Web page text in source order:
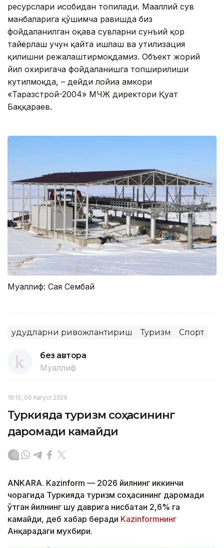
ресурслари ҳисобидан топилади. Маҳаллий сув
манбаларига қўшимча равишда биз
фойдаланилган оқава сувларни сунъий қор
тайёрлаш учун қайта ишлаш ва утилизация
қилишни режалаштирмоқдамиз. Объект жорий
йил охиригача фойдаланишга топширилиши
кутилмоқда, – дейди лойиҳа ҳамкори
«Таразстрой-2004» МЧЖ директори Қуат
Баққараев.
Муаллиф: Сая Сембай
Ҳудудларни ривожлантириш Туризм Спорт
без автора
Муаллиф
18:10, 06 Август 2026
Туркияда туризм соҳасининг
даромади камайди
ANKARA. Kazinform — 2026 йилнинг иккинчи
чорагида Туркияда туризм соҳасининг даромади
ўтган йилнинг шу даврига нисбатан 2,6% га
камайди, деб хабар беради Kazinformнинг
Анқарадаги мухбири.